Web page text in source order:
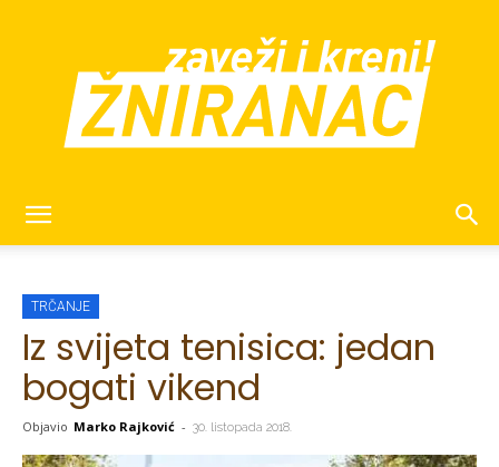
TRČANJE
Iz svijeta tenisica: jedan
bogati vikend
Objavio Marko Rajković - 30. listopada 2018.